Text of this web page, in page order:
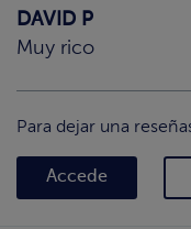
DAVID P
Muy rico
Para dejar una
Accede